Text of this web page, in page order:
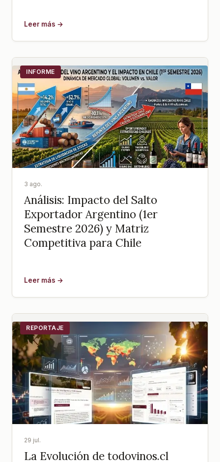
Leer más →
INFORME
3 ago.
Análisis: Impacto del Salto
Exportador Argentino (1er
Semestre 2026) y Matriz
Competitiva para Chile
Leer más →
REPORTAJE
29 jul.
La Evolución de todovinos.cl